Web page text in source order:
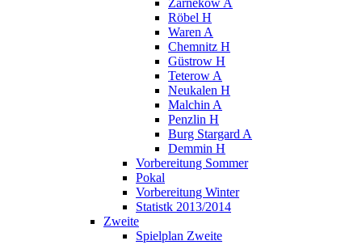
Zarnekow A
Röbel H
Waren A
Chemnitz H
Güstrow H
Teterow A
Neukalen H
Malchin A
Penzlin H
Burg Stargard A
Demmin H
Vorbereitung Sommer
Pokal
Vorbereitung Winter
Statistk 2013/2014
Zweite
Spielplan Zweite